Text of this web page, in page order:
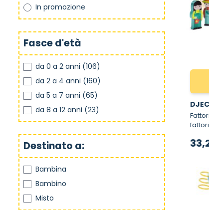
In promozione
Fasce d'età
da 0 a 2 anni (106)
da 2 a 4 anni (160)
da 5 a 7 anni (65)
da 8 a 12 anni (23)
Destinato a:
Bambina
Bambino
Misto
Fattoria